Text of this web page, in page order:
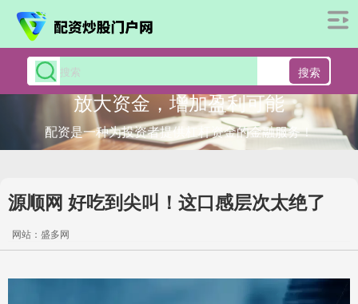
搜索
放大资金，增加盈利可能
配资是一种为投资者提供杠杆资金的金融服务！
源顺网 好吃到尖叫！这口感层次太绝了
网站：盛多网